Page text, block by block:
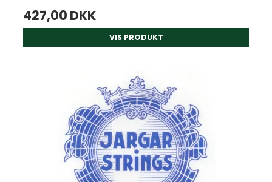
427,00 DKK
VIS PRODUKT